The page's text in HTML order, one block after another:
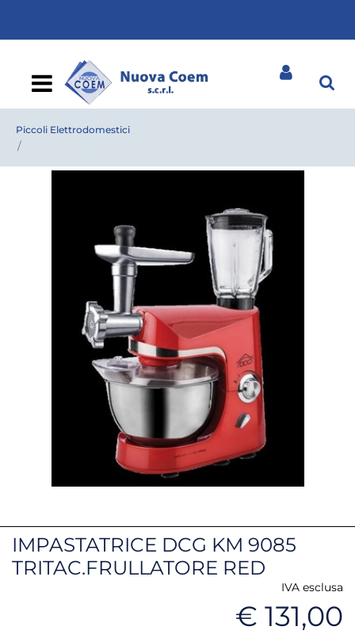
Open
Piccoli Elettrodomestici
IMPASTATRICE DCG KM 9085
TRITAC.FRULLATORE RED
IVA esclusa
€ 131,00